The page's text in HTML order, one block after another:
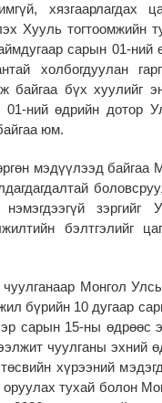
хязгаарлагдах
Хууль тогтоомжийн
сарын 01-ний
холбогдуулан
байгаа бүх хуулийг
01-ний өдрийн дотор
юм.
мэдүүлээд
бэлтгэлийг
чуулганаар Монгол
бүрийн 10 дугаар
сарын 15-ны
чуулганы эхний
хүрээний
тухай болон